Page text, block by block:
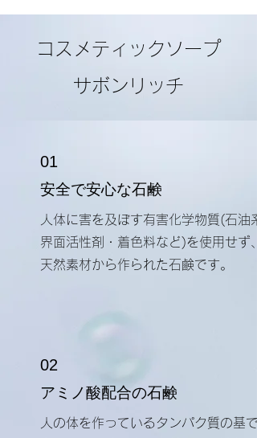
コスメティックソープ
サボンリッチ
01
​安全で安心な石鹸
人体に害を及ぼす有害化学物質(石油系
界面活性剤・着色料など)を使用せず、
天然素材から作られた石鹸です。
02
​アミノ酸配合の石鹸
​人の体を作っているタンパク質の基で